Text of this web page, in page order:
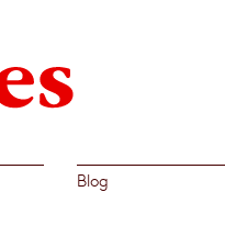
Blog